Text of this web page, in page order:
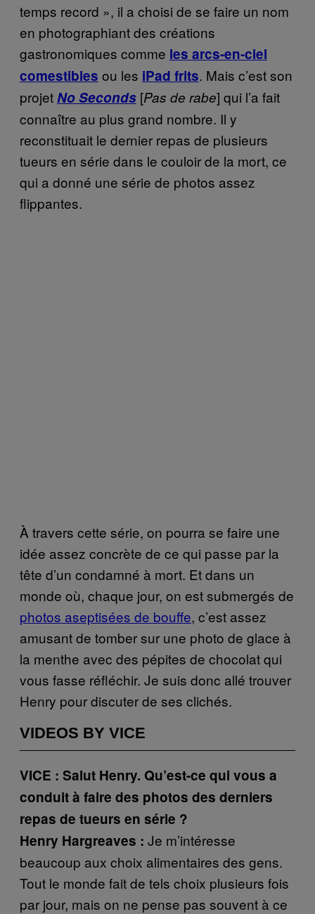
temps record », il a choisi de se faire un nom
en photographiant des créations
gastronomiques comme les arcs-en-ciel
comestibles ou les iPad frits. Mais c’est son
projetNo Seconds [Pas de rabe] qui l’a fait
connaître au plus grand nombre. Il y
reconstituait le dernier repas de plusieurs
tueurs en série dans le couloir de la mort, ce
qui a donné une série de photos assez
flippantes.
À travers cette série, on pourra se faire une
idée assez concrète de ce qui passe par la
tête d’un condamné à mort. Et dans un
monde où, chaque jour, on est submergés de
photos aseptisées de bouffe, c’est assez
amusant de tomber sur une photo de glace à
la menthe avec des pépites de chocolat qui
vous fasse réfléchir. Je suis donc allé trouver
Henry pour discuter de ses clichés.
VIDEOS BY VICE
VICE : Salut Henry. Qu’est-ce qui vous a
conduit à faire des photos des derniers
repas de tueurs en série ?
Henry Hargreaves : Je m’intéresse
beaucoup aux choix alimentaires des gens.
Tout le monde fait de tels choix plusieurs fois
par jour, mais on ne pense pas souvent à ce